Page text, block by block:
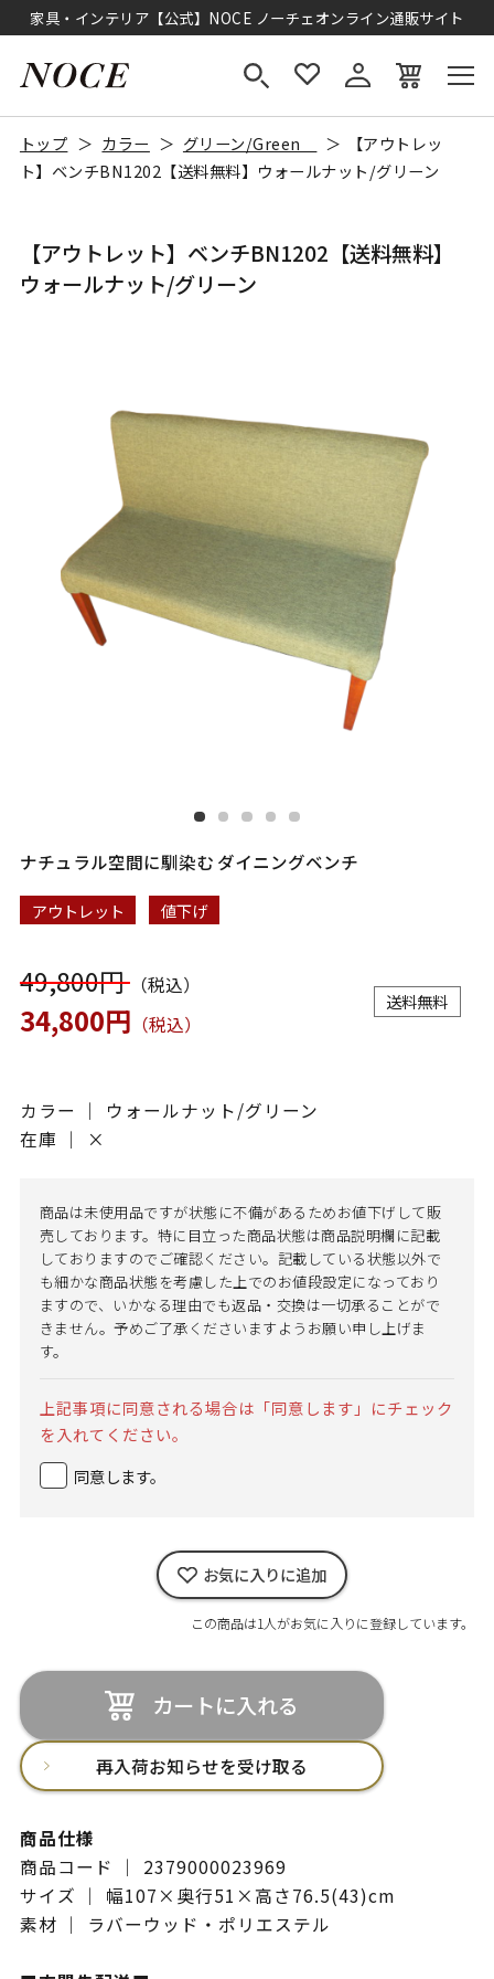
家具・インテリア【公式】NOCE ノーチェオンライン通販サイト
トップ カラー グリーン/Green
【アウトレッ
ト】ベンチBN1202【送料無料】ウォールナット/グリーン
【アウトレット】ベンチBN1202【送料無料】
ウォールナット/グリーン
ナチュラル空間に馴染む ダイニングベンチ
アウトレット 値下げ
49,800円（税込）
34,800円 （税込）
送料無料
カラー ｜ ウォールナット/グリーン
在庫 ｜
×
商品は未使用品ですが状態に不備があるためお値下げして販
売しております。特に目立った商品状態は商品説明欄に記載
しておりますのでご確認ください。記載している状態以外で
も細かな商品状態を考慮した上でのお値段設定になっており
ますので、いかなる理由でも返品・交換は一切承ることがで
きません。予めご了承くださいますようお願い申し上げま
す。
上記事項に同意される場合は「同意します」にチェック
を入れてください。
同意します。
お気に入りに追加
この商品は1人がお気に入りに登録しています。
カートに入れる
再入荷お知らせを受け取る
商品仕様
商品コード ｜ 2379000023969
サイズ ｜ 幅107×奥行51×高さ76.5(43)cm
素材 ｜ ラバーウッド・ポリエステル